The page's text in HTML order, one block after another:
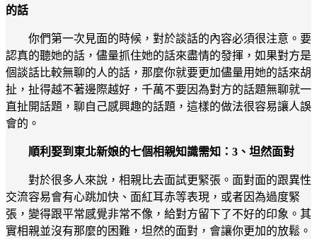
的話
你們第一次見面的時候，對於談話的內容必須很注意。要
認真的聽她的話，儘量抓住她的話來盡情的發揮，如果對方是
個談話比較無聊的人的話，那麼你就要更加儘量用她的話來胡
扯，扯得越不著邊際越好，千萬不要因為對方的話題無聊就一
直扯開話題，聊自己感興趣的話題，這樣的做法很容易讓人誤
會的。
順利娶到東北新娘的七個相親知識需知：3、坦然面對
對於很多人來說，相親比去面試更緊張。面對面的跟異性
交流容易會有心跳加快、面紅耳赤等表現，或者因為過度緊
張，變得跟平常感覺非常不像，給對方留下了不好的印象。其
實相親並沒有那麼的困難，坦然的面對，會讓你更加的放鬆。